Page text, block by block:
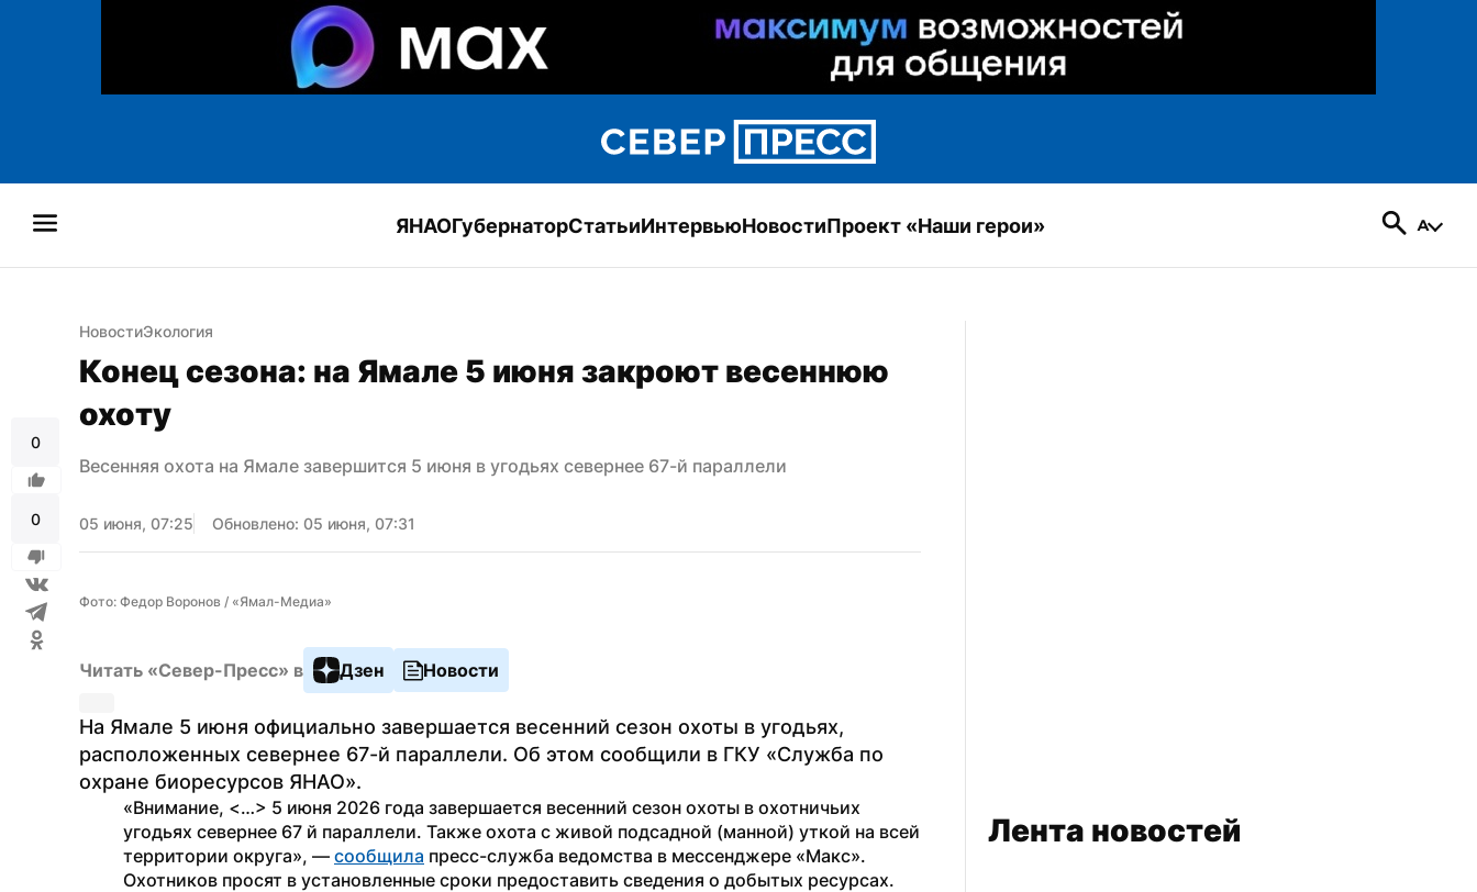
ЯНАОГубернаторСтатьиИнтервьюНовостиПроект «Наши герои»
0
0
НовостиЭкология
Конец сезона: на Ямале 5 июня закроют весеннюю
охоту
Весенняя охота на Ямале завершится 5 июня в угодьях севернее 67-й параллели
05 июня, 07:25 Обновлено: 05 июня, 07:31
Фото: Федор Воронов / «Ямал-Медиа»
Читать «Север-Пресс» в Дзен Новости
На Ямале 5 июня официально завершается весенний сезон охоты в угодьях,
расположенных севернее 67-й параллели. Об этом сообщили в ГКУ «Служба по
охране биоресурсов ЯНАО».
«Внимание, <…> 5 июня 2026 года завершается весенний сезон охоты в охотничьих
угодьях севернее 67 й параллели. Также охота с живой подсадной (манной) уткой на всей
территории округа», — сообщила пресс-служба ведомства в мессенджере «Макс».
Охотников просят в установленные сроки предоставить сведения о добытых ресурсах.
Лента новостей